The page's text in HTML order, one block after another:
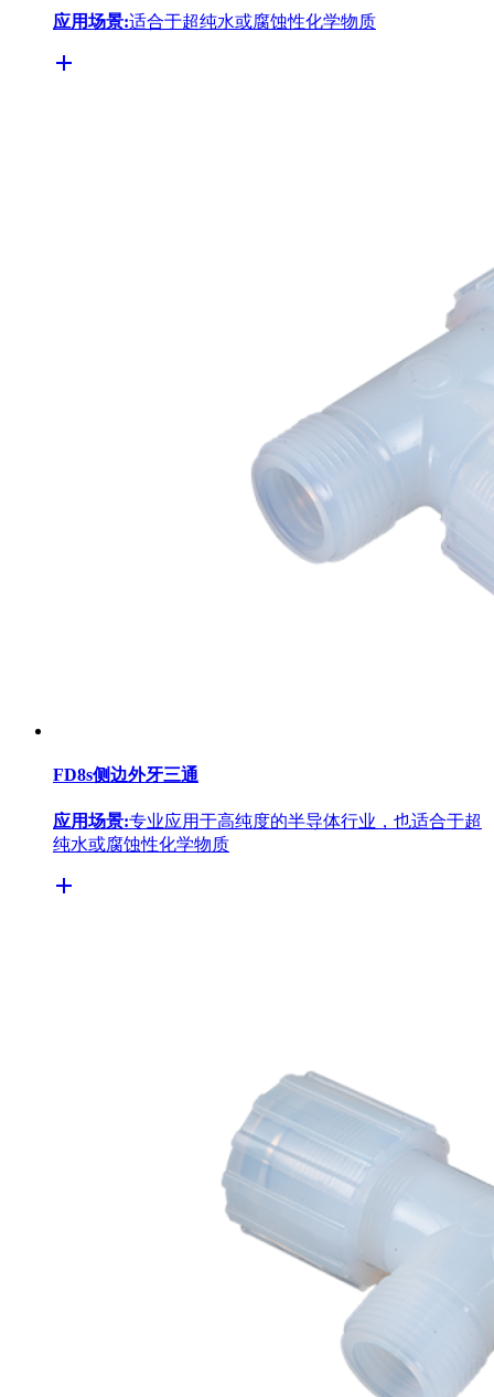
应用场景:适合于超纯水或腐蚀性化学物质
FD8s侧边外牙三通
应用场景:专业应用于高纯度的半导体行业，也适合于超
纯水或腐蚀性化学物质